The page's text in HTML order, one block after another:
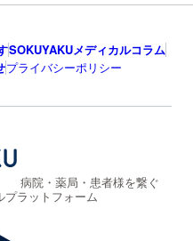
SOKUYAKUメディカルコラム
プライバシーポリシー
病院・薬局・患者様を繋ぐ
プラットフォーム